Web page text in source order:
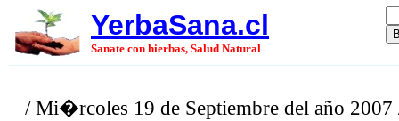
YerbaSana.cl
Sanate con hierbas, Salud Natural
/ Mi�rcoles 19 de Septiembre del año